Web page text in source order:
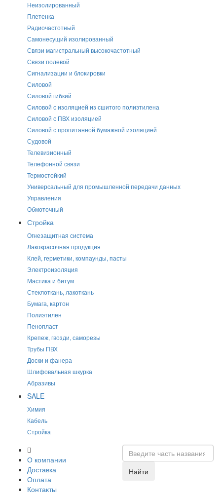
Неизолированный
Плетенка
Радиочастотный
Самонесущий изолированный
Связи магистральный высокочастотный
Связи полевой
Сигнализации и блокировки
Силовой
Силовой гибкий
Силовой с изоляцией из сшитого полиэтилена
Силовой с ПВХ изоляцией
Силовой с пропитанной бумажной изоляцией
Судовой
Телевизионный
Телефонной связи
Термостойкий
Универсальный для промышленной передачи данных
Управления
Обмоточный
Стройка
Огнезащитная система
Лакокрасочная продукция
Клей, герметики, компаунды, пасты
Электроизоляция
Мастика и битум
Стеклоткань, лакоткань
Бумага, картон
Полиэтилен
Пенопласт
Крепеж, гвозди, саморезы
Трубы ПВХ
Доски и фанера
Шлифовальная шкурка
Абразивы
SALE
Химия
Кабель
Стройка
О компании
Доставка
Оплата
Контакты
Найти